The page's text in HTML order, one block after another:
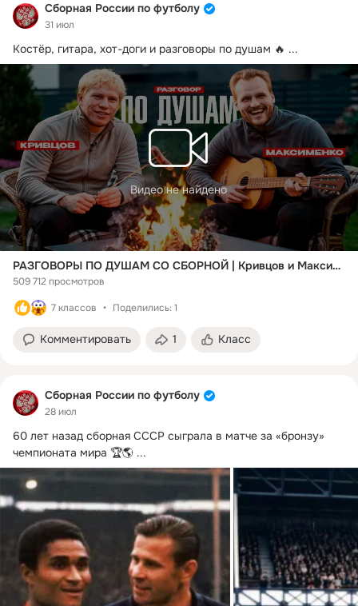
Сборная России по футболу
31 июл
Костёр, гитара, хот-доги и разговоры по душам 🔥 ...
Видео не найдено
РАЗГОВОРЫ ПО ДУШАМ СО СБОРНОЙ | Кривцов и Максименко про деньги, страхи, татуировки и мечты
509 712 просмотров
7 классов Поделились: 1
Комментировать 1 Класс
Сборная России по футболу
28 июл
60 лет назад сборная СССР сыграла в матче за «бронзу»
чемпионата мира 🏆🌎 ...